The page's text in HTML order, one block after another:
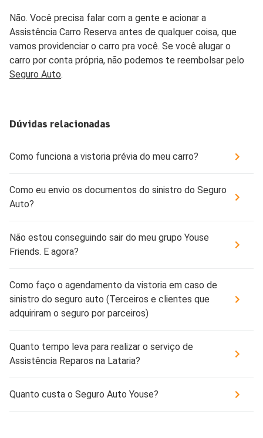
Não. Você precisa falar com a gente e acionar a
Assistência Carro Reserva antes de qualquer coisa, que
vamos providenciar o carro pra você. Se você alugar o
carro por conta própria, não podemos te reembolsar pelo
Seguro Auto.
Dúvidas relacionadas
Como funciona a vistoria prévia do meu carro?
Como eu envio os documentos do sinistro do Seguro
Auto?
Não estou conseguindo sair do meu grupo Youse
Friends. E agora?
Como faço o agendamento da vistoria em caso de
sinistro do seguro auto (Terceiros e clientes que
adquiriram o seguro por parceiros)
Quanto tempo leva para realizar o serviço de
Assistência Reparos na Lataria?
Quanto custa o Seguro Auto Youse?